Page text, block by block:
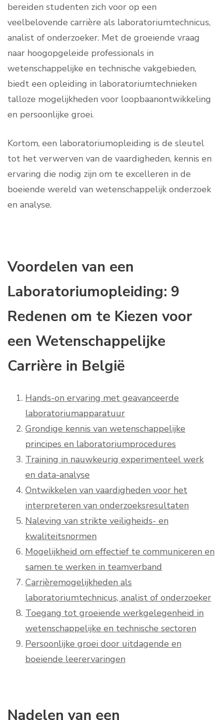
bereiden studenten zich voor op een
veelbelovende carrière als laboratoriumtechnicus,
analist of onderzoeker. Met de groeiende vraag
naar hoogopgeleide professionals in
wetenschappelijke en technische vakgebieden,
biedt een opleiding in laboratoriumtechnieken
talloze mogelijkheden voor loopbaanontwikkeling
en persoonlijke groei.
Kortom, een laboratoriumopleiding is de sleutel
tot het verwerven van de vaardigheden, kennis en
ervaring die nodig zijn om te excelleren in de
boeiende wereld van wetenschappelijk onderzoek
en analyse.
Voordelen van een
Laboratoriumopleiding: 9
Redenen om te Kiezen voor
een Wetenschappelijke
Carrière in België
Hands-on ervaring met geavanceerde
laboratoriumapparatuur
Grondige kennis van wetenschappelijke
principes en laboratoriumprocedures
Training in nauwkeurig experimenteel werk
en data-analyse
Ontwikkelen van vaardigheden voor het
interpreteren van onderzoeksresultaten
Naleving van strikte veiligheids- en
kwaliteitsnormen
Mogelijkheid om effectief te communiceren en
samen te werken in teamverband
Carrièremogelijkheden als
laboratoriumtechnicus, analist of onderzoeker
Toegang tot groeiende werkgelegenheid in
wetenschappelijke en technische sectoren
Persoonlijke groei door uitdagende en
boeiende leerervaringen
Nadelen van een